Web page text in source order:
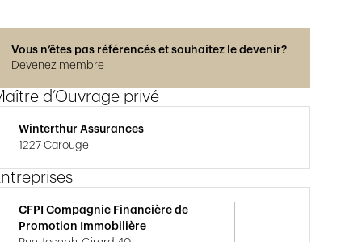
Vous n’êtes pas référencés et souhaitez le devenir?
Devenez membre
d’Ouvrage privé
Winterthur Assurances
1227 Carouge
CFPI Compagnie Financière de
Promotion Immobilière